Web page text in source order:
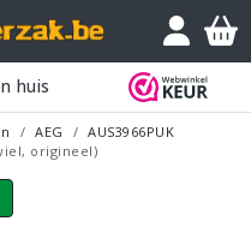
huis
AEG
AUS3966PUK
origineel)
Vraagje?